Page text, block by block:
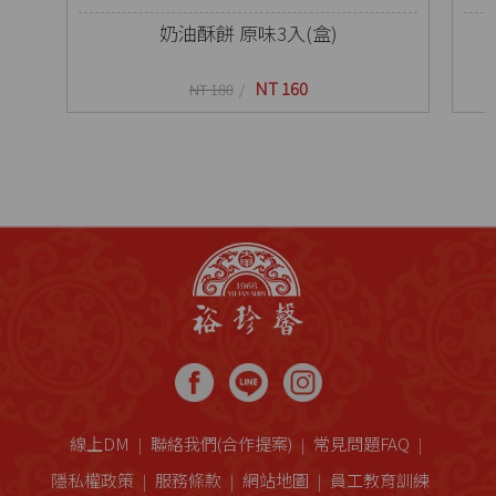
奶油酥餅 原味3入(盒)
NT 180 NT 160
線上DM 聯絡我們(合作提案)
常見問題FAQ
隱私權政策
服務條款 網站地圖 員工教育訓練